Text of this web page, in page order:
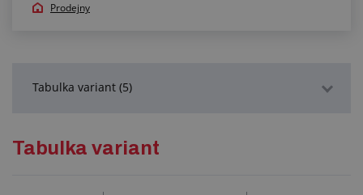
Prodejny
Tabulka variant (5)
Tabulka variant